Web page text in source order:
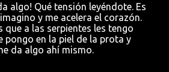
algo! Qué tensión leyéndote. Es
y me acelera el corazón.
que a las serpientes les tengo
pongo en la piel de la prota y
da algo ahí mismo.